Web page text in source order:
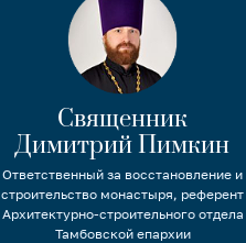
Священник
Димитрий Пимкин
Ответственный за восстановление и
строительство монастыря, референт
Архитектурно-строительного отдела
Тамбовской епархии